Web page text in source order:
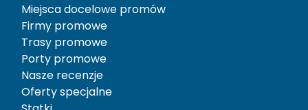
Miejsca docelowe promów
Firmy promowe
Trasy promowe
Porty promowe
Nasze recenzje
Oferty specjalne